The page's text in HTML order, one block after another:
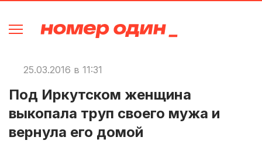
25.03.2016 в 11:31
Под Иркутском женщина
выкопала труп своего мужа и
вернула его домой